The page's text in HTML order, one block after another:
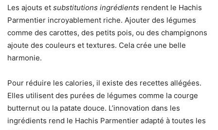
Les ajouts et substitutions ingrédients rendent le Hachis
Parmentier incroyablement riche. Ajouter des légumes
comme des carottes, des petits pois, ou des champignons
ajoute des couleurs et textures. Cela crée une belle
harmonie.
Pour réduire les calories, il existe des recettes allégées.
Elles utilisent des purées de légumes comme la courge
butternut ou la patate douce. L’innovation dans les
ingrédients rend le Hachis Parmentier adapté à toutes les